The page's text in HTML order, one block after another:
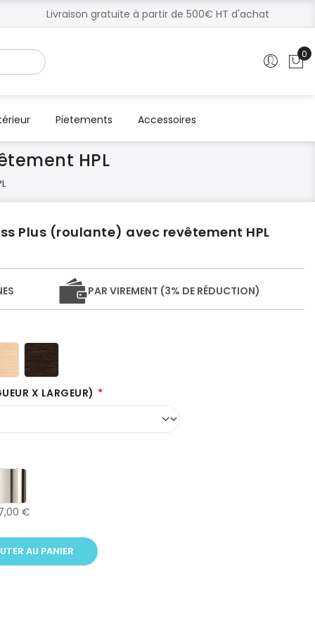
Livraison gratuite à partir de 500€ HT d'achat
0
Pietements Accessoires
HPL
Plus (roulante) avec revêtement HPL
PAR VIREMENT (3% DE RÉDUCTION)
X LARGEUR)
€
AU PANIER